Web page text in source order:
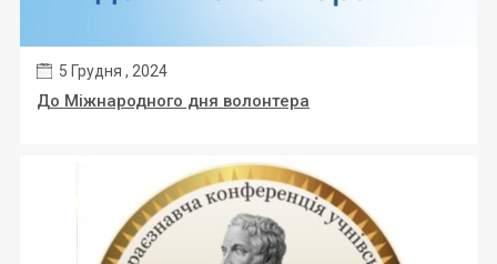
5 Грудня , 2024
До Міжнародного дня волонтера